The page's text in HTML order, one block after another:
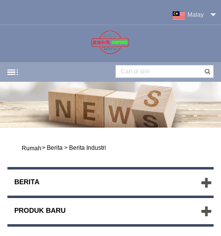
Malay
Rumah> Berita > Berita Industri
BERITA
PRODUK BARU